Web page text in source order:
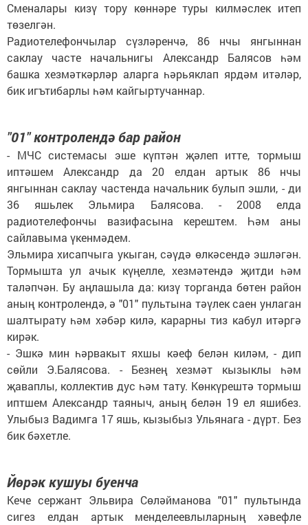
Сменалары кизү тору көннәре туры килмәслек итеп
төзелгән.
Радиотелефончылар сүзләренчә, 86 нчы янгыннан
саклау часте начальнигы Александр Балясов һәм
башка хезмәткәрләр аларга һәрьяклап ярдәм итәләр,
бик игътибарлы һәм кайгыртучаннар.
"01" контролендә бар район
- МЧС системасы эше күптән җәлеп итте, тормыш
иптәшем Александр да 20 елдан артык 86 нчы
янгыннан саклау частенда начальник булып эшли, - ди
36 яшьлек Эльмира Балясова. - 2008 елда
радиотелефончы вазифасына керештем. Һәм аны
сайлавыма үкенмәдем.
Эльмира хисапчыга укыган, сәүдә өлкәсендә эшләгән.
Тормышта ул ачык күңелле, хезмәтендә җитди һәм
таләпчән. Бу аңлашыла да: кизү торганда бөтен район
аның контролендә, ә "01" пультына тәүлек саен унлаган
шалтырату һәм хәбәр килә, карарны тиз кабул итәргә
кирәк.
- Эшкә мин һәрвакыт яхшы кәеф белән киләм, - дип
сөйли Э.Балясова. - Безнең хезмәт кызыклы һәм
җаваплы, коллектив дус һәм тату. Көнкүрештә тормыш
иптшем Александр таяныч, аның белән 19 ел яшибез.
Улыбыз Вадимга 17 яшь, кызыбыз Ульянага - дүрт. Без
бик бәхетле.
Йөрәк кушуы буенча
Кече сержант Эльвира Сөләйманова "01" пультында
сигез елдан артык менделеевлыларның хәвефле